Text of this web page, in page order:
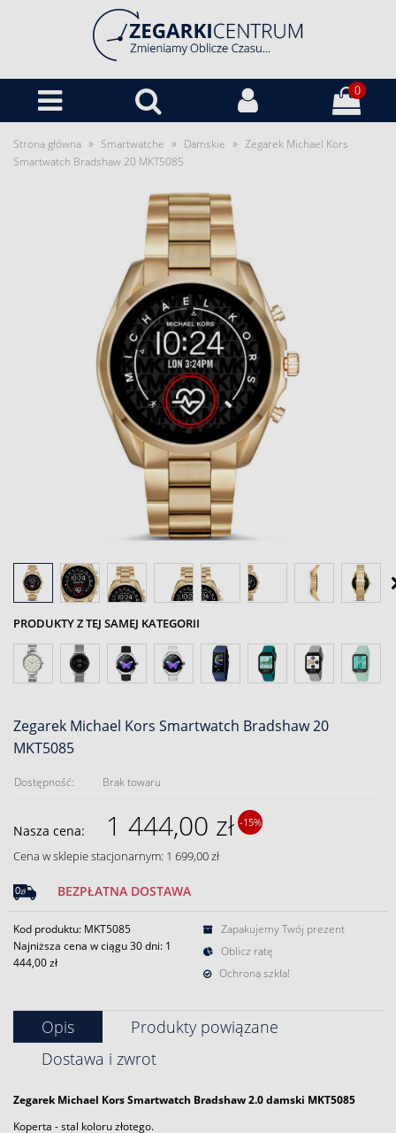
0
Strona główna » Smartwatche » Damskie » Zegarek Michael Kors
Smartwatch Bradshaw 20 MKT5085
PRODUKTY Z TEJ SAMEJ KATEGORII
Zegarek Michael Kors Smartwatch Bradshaw 20
MKT5085
Dostępność: Brak towaru
Nasza cena: 1 444,00 zł -15%
Cena w sklepie stacjonarnym: 1 699,00 zł
BEZPŁATNA DOSTAWA
Kod produktu: MKT5085
Najniższa cena w ciągu 30 dni: 1
444,00 zł
Zapakujemy Twój prezent
Oblicz ratę
Ochrona szkła!
Opis
Produkty powiązane
Dostawa i zwrot
Zegarek Michael KorsSmartwatch Bradshaw 2.0damski MKT5085
Koperta - stal koloru złotego.